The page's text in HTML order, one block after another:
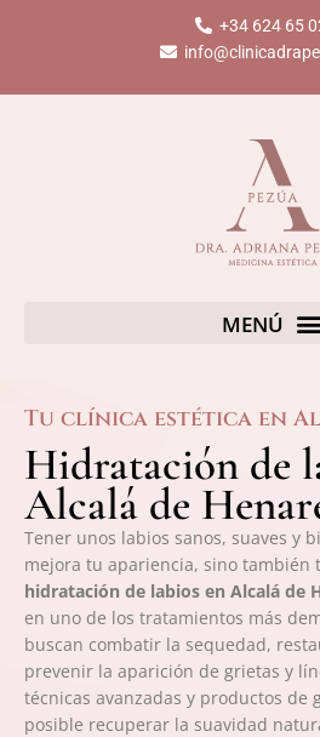
+34 624 65
Tu clínica estética en
Hidratación de
Alcalá de
Tener unos labios sanos, suaves y
mejora tu apariencia, sino también
hidratación de labios en Alcalá de
en uno de los tratamientos más
buscan combatir la sequedad,
prevenir la aparición de grietas y
técnicas avanzadas y productos de
posible recuperar la suavidad